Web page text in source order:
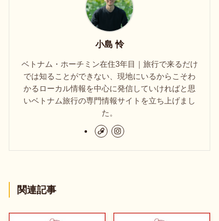
小島 怜
ベトナム・ホーチミン在住3年目｜旅行で来るだけ
では知ることができない、現地にいるからこそわ
かるローカル情報を中心に発信していければと思
いベトナム旅行の専門情報サイトを立ち上げまし
た。
関連記事